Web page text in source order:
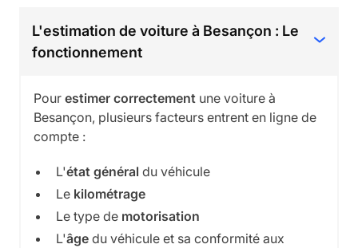
L'estimation de voiture à Besançon : Le
fonctionnement
Pour estimer correctement une voiture à
Besançon, plusieurs facteurs entrent en ligne de
compte :
L'état général du véhicule
Le kilométrage
Le type de motorisation
L'âge du véhicule et sa conformité aux